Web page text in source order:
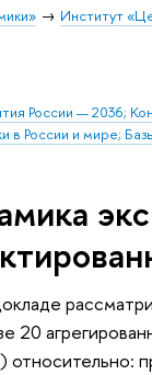
Институт
России — 2036;
России и мире;
20